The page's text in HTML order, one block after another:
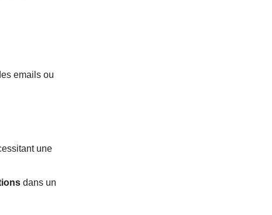
emails ou
une
dans un